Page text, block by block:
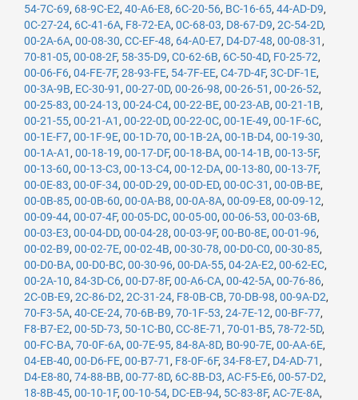
54-7C-69, 68-9C-E2, 40-A6-E8, 6C-20-56, BC-16-65, 44-AD-D9,
0C-27-24, 6C-41-6A, F8-72-EA, 0C-68-03, D8-67-D9, 2C-54-2D,
00-2A-6A, 00-08-30, CC-EF-48, 64-A0-E7, D4-D7-48, 00-08-31 ,
70-81-05, 00-08-2F, 58-35-D9, C0-62-6B, 6C-50-4D, F0-25-72,
00-06-F6, 04-FE-7F, 28-93-FE, 54-7F-EE, C4-7D-4F, 3C-DF-1E,
00-3A-9B, EC-30-91 , 00-27-0D, 00-26-98, 00-26-51 , 00-26-52,
00-25-83, 00-24-13, 00-24-C4, 00-22-BE, 00-23-AB, 00-21-1B,
00-21-55, 00-21-A1 , 00-22-0D, 00-22-0C, 00-1E-49, 00-1F-6C,
00-1E-F7, 00-1F-9E, 00-1D-70, 00-1B-2A, 00-1B-D4, 00-19-30,
00-1A-A1 , 00-18-19, 00-17-DF, 00-18-BA, 00-14-1B, 00-13-5F,
00-13-60, 00-13-C3, 00-13-C4, 00-12-DA, 00-13-80, 00-13-7F,
00-0E-83, 00-0F-34, 00-0D-29, 00-0D-ED, 00-0C-31 , 00-0B-BE,
00-0B-85, 00-0B-60, 00-0A-B8, 00-0A-8A, 00-09-E8, 00-09-12,
00-09-44, 00-07-4F, 00-05-DC, 00-05-00, 00-06-53, 00-03-6B,
00-03-E3, 00-04-DD, 00-04-28, 00-03-9F, 00-B0-8E, 00-01-96,
00-02-B9, 00-02-7E, 00-02-4B, 00-30-78, 00-D0-C0, 00-30-85,
00-D0-BA, 00-D0-BC, 00-30-96, 00-DA-55, 04-2A-E2, 00-62-EC,
00-2A-10, 84-3D-C6, 00-D7-8F, 00-A6-CA, 00-42-5A, 00-76-86,
2C-0B-E9, 2C-86-D2, 2C-31-24, F8-0B-CB, 70-DB-98, 00-9A-D2,
70-F3-5A, 40-CE-24, 70-6B-B9, 70-1F-53, 24-7E-12, 00-BF-77,
F8-B7-E2, 00-5D-73, 50-1C-B0, CC-8E-71 , 70-01-B5, 78-72-5D,
00-FC-BA, 70-0F-6A, 00-7E-95, 84-8A-8D, B0-90-7E, 00-AA-6E,
04-EB-40, 00-D6-FE, 00-B7-71 , F8-0F-6F, 34-F8-E7, D4-AD-71 ,
D4-E8-80, 74-88-BB, 00-77-8D, 6C-8B-D3, AC-F5-E6, 00-57-D2,
18-8B-45, 00-10-1F, 00-10-54, DC-EB-94, 5C-83-8F, AC-7E-8A,